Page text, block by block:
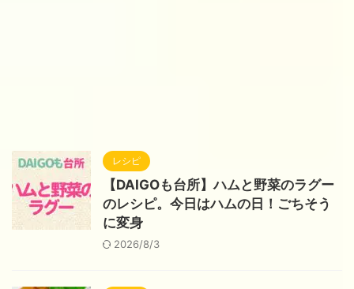
レシピ
【DAIGOも台所】ハムと野菜のラグー
のレシピ。今日はハムの日！ごちそう
に変身
2026/8/3